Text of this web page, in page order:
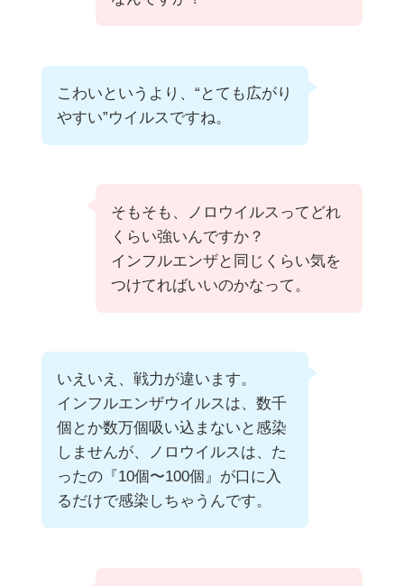
こわいというより、“とても広がり
やすい”ウイルスですね。
そもそも、ノロウイルスってどれ
くらい強いんですか？
インフルエンザと同じくらい気を
つけてればいいのかなって。
いえいえ、戦力が違います。
インフルエンザウイルスは、数千
個とか数万個吸い込まないと感染
しませんが、ノロウイルスは、た
ったの『10個〜100個』が口に入
るだけで感染しちゃうんです。